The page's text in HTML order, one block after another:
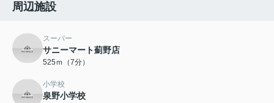
周辺施設
スーパー
サニーマート薊野店
525ｍ（7分）
小学校
泉野小学校